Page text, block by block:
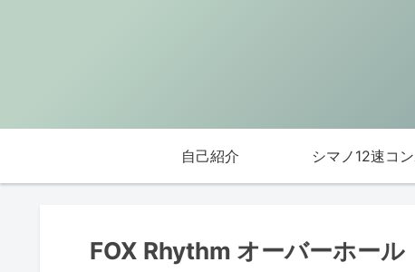
自己紹介 シマノ12速コ
FOX Rhythm オーバーホー